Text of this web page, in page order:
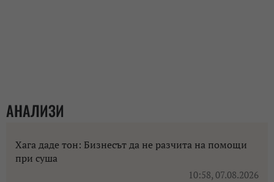
АНАЛИЗИ
Хага даде тон: Бизнесът да не разчита на помощи
при суша
10:58, 07.08.2026